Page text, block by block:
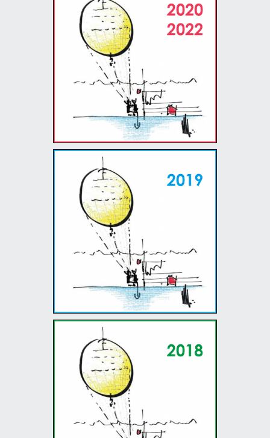
The Renzo Piano World
Tour in 40 days - 2020 -
2022
30/06/22 - 08/08/22
The Renzo Piano World
Tour in 40 days - 2019
19/06/19 - 28/07/19
The Renzo Piano World
Tour in 40 days - 2018